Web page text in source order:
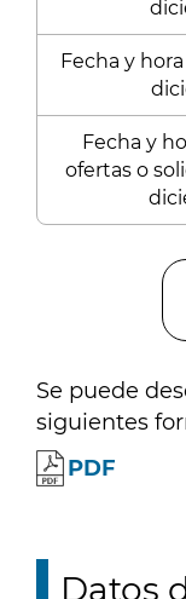
Fecha y
Fecha y
ofertas o
Se puede
siguientes
PDF
Datos